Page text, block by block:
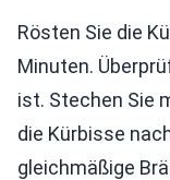
Rösten Sie die
Minuten.
ist. Stechen Sie
die Kürbisse
gleichmäßige